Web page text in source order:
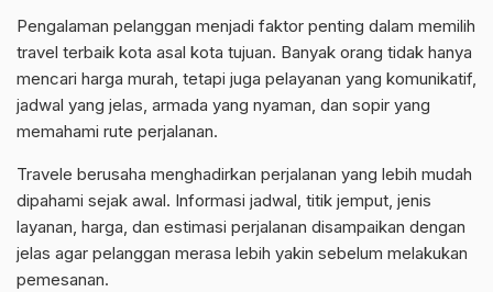
Pengalaman pelanggan menjadi faktor penting dalam memilih
travel terbaik kota asal kota tujuan. Banyak orang tidak hanya
mencari harga murah, tetapi juga pelayanan yang komunikatif,
jadwal yang jelas, armada yang nyaman, dan sopir yang
memahami rute perjalanan.
Travele berusaha menghadirkan perjalanan yang lebih mudah
dipahami sejak awal. Informasi jadwal, titik jemput, jenis
layanan, harga, dan estimasi perjalanan disampaikan dengan
jelas agar pelanggan merasa lebih yakin sebelum melakukan
pemesanan.